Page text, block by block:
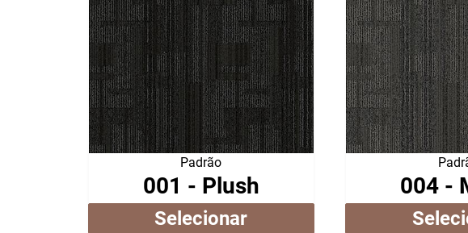
Padrão
001 - Plush
Selecionar
004 -